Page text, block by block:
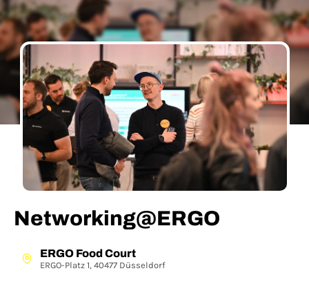
Networking@ERGO
ERGO Food Court
ERGO-Platz 1, 40477 Düsseldorf